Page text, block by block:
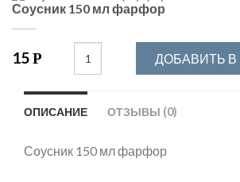
Соусник 150 мл фарфор
15Р ДОБАВИТЬ В
ОПИСАНИЕ ОТЗЫВЫ (0)
Соусник 150 мл фарфор